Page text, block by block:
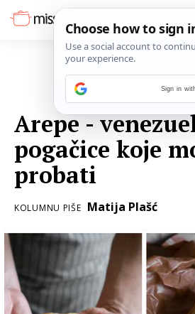
Arepe -
pogačice koje
probati
KOLUMNU PIŠE Matija Plašć
Sign in